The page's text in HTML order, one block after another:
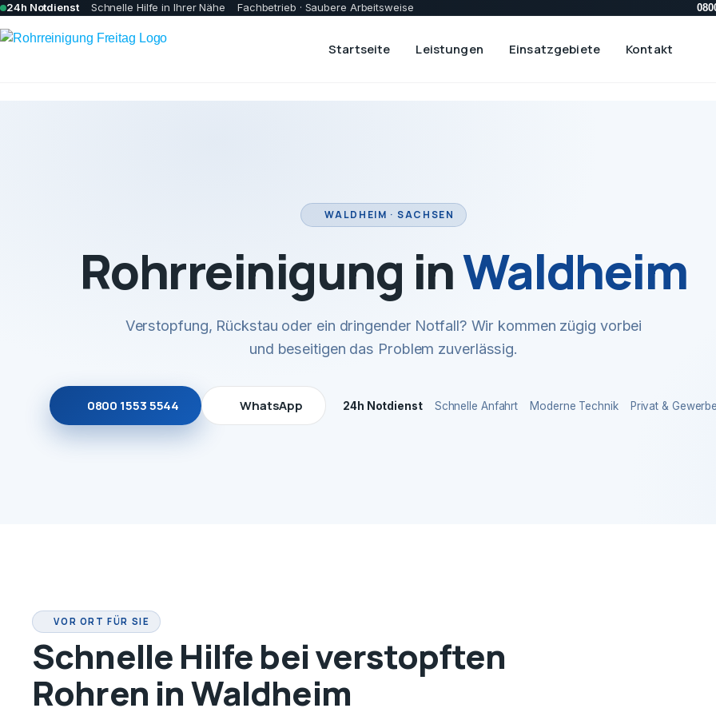
24h Notdienst Schnelle Hilfe in Ihrer Nähe Fachbetrieb · Saubere Arbeitsweise
Startseite Leistungen Einsatzgebiete Kontakt
WALDHEIM · SACHSEN
Rohrreinigung inWaldheim
Verstopfung, Rückstau oder ein dringender Notfall? Wir kommen zügig vorbei
und beseitigen das Problem zuverlässig.
0800 1553 5544 WhatsApp 24h Notdienst Schnelle Anfahrt Moderne Technik Privat &
VOR ORT FÜR SIE
Schnelle Hilfe bei verstopften
Rohren in Waldheim